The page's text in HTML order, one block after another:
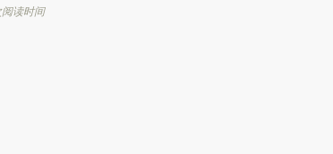
读时间